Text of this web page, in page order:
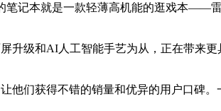
记本就是一款轻薄高机能的逛戏本——
级和AI人工智能手艺为从，正在带来更
们获得不错的销量和优异的用户口碑。